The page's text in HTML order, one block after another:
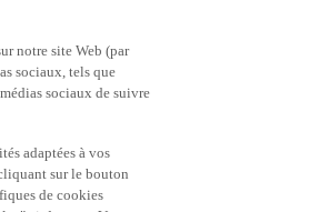
notre site Web (par
sociaux, tels que
sociaux de suivre
adaptées à vos
sur le bouton
de cookies